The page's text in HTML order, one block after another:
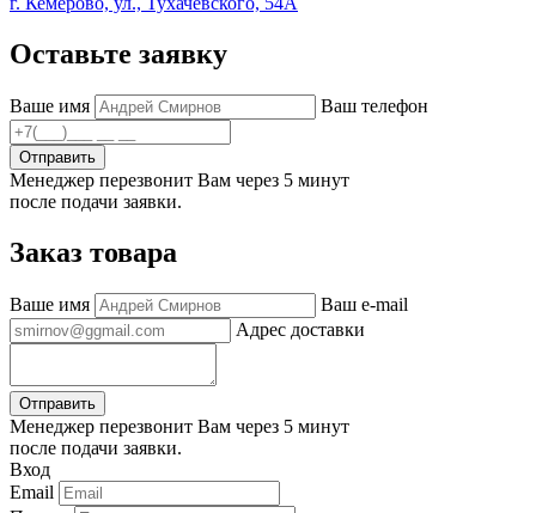
Оставьте заявку
Ваше имя Ваш телефон
Отправить
Менеджер перезвонит Вам через 5 минут
после подачи заявки.
Заказ товара
Ваше имя
Ваш e-mail
Адрес доставки
Отправить
Менеджер перезвонит Вам через 5 минут
после подачи заявки.
Вход
Email